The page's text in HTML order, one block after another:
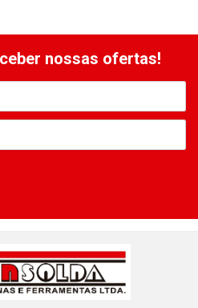
nossas ofertas!